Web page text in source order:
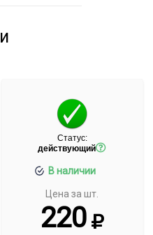
Статус:
действующий
В наличии
Цена за шт.
220